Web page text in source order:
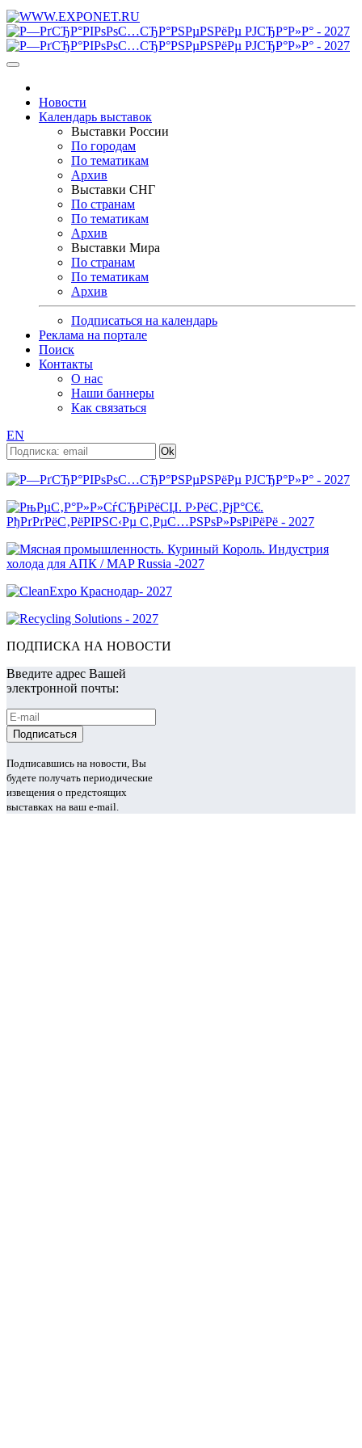
Новости
Календарь выставок
Выставки России
По городам
По тематикам
Архив
Выставки СНГ
По странам
По тематикам
Архив
Выставки Мира
По странам
По тематикам
Архив
Подписаться на календарь
Реклама на портале
Поиск
Контакты
О нас
Наши баннеры
Как связаться
EN
ПОДПИСКА НА НОВОСТИ
Введите адрес Вашей
электронной почты:
Подписавшись на новости, Вы
будете получать периодические
извещения о предстоящих
выставках на ваш e-mail.